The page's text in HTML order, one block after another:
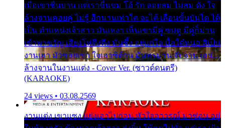
เมื่อเขาชื่นบาน แต่เราขื่นขม โอ้ รัก ลอยลม ไม่สม ดัง ใจ
ล้างจานคอยคู่ ไม่รู้ อีกนานเท่าใด จะได้ เลื่อนขั้นบันได ได้
เป็น ตำแหน่งเจ้าสาว มันเหงา เห็นเขามีคู่ ซมดู มีคู่ก็ม่วน
เข้าพาขวัญ เสียงโห่ตึงตึง มันซึ้ง อยู่แก่ใจ มื้อใด๋หนอ สิเป็น
งานเฮา มัวซอยเขา ใจเฮาซิด้าน มันทรมาน จับจาน เอย…
ล้างจานในงานแต่ง - Cover Ver. (ซาวด์ดนตรี)
(KARAOKE)
24 views • 03.08.2569
งานแต่ง เขาแซง แย่งเอาไปก่อน หัวใจอาวรณ์ มาซ่อน อยู่